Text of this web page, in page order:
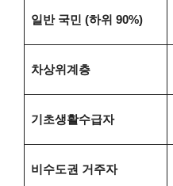
일반 국민 (하위 90%)
차상위계층
기초생활수급자
비수도권 거주자